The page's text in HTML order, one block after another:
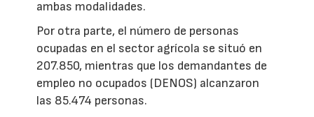
ambas modalidades.
Por otra parte, el número de personas
ocupadas en el sector agrícola se situó en
207.850, mientras que los demandantes de
empleo no ocupados (DENOS) alcanzaron
las 85.474 personas.